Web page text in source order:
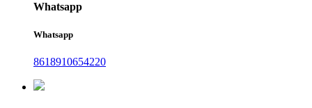
Whatsapp
Whatsapp
8618910654220